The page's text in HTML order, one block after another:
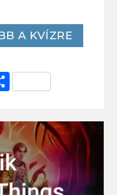
A KVÍZRE
Ossza